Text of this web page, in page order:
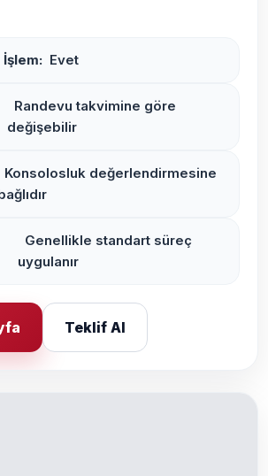
İşlem: Evet
Randevu takvimine göre
değişebilir
Konsolosluk değerlendirmesine
Genellikle standart süreç
uygulanır
Teklif Al